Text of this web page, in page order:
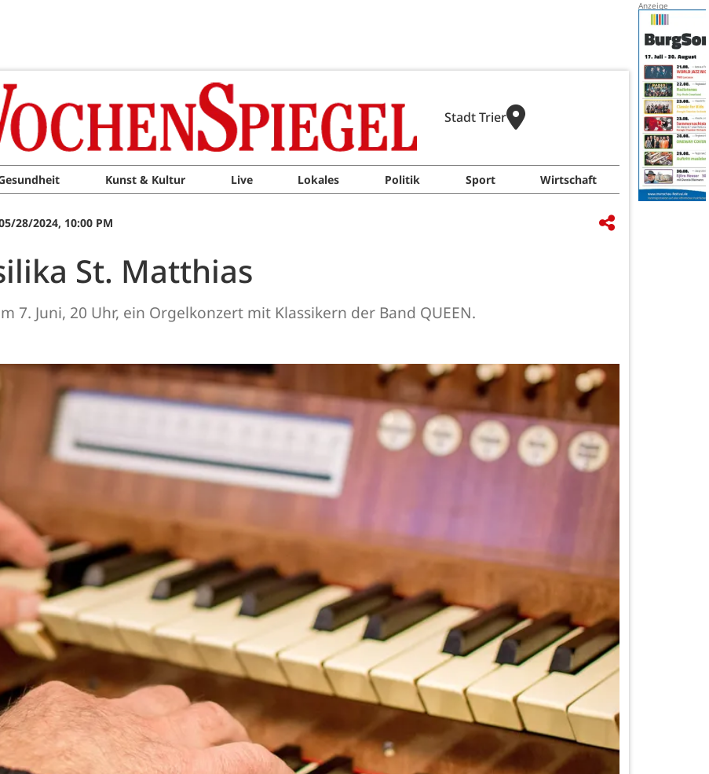
Stadt Trier
Kunst & Kultur Live Lokales Politik Sport Wirtschaft
28/2024, 10:00 PM
St. Matthias
7. Juni, 20 Uhr, ein Orgelkonzert mit Klassikern der Band QUEEN.